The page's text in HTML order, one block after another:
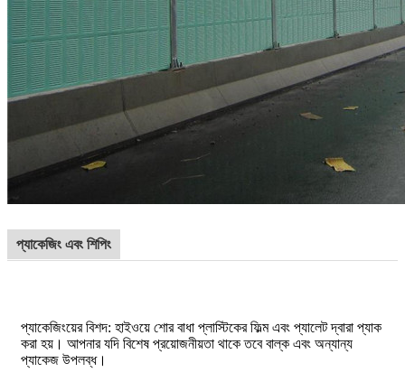
প্যাকেজিং এবং শিপিং
প্যাকেজিংয়ের বিশদ: হাইওয়ে শোর বাধা প্লাস্টিকের ফিল্ম এবং প্যালেট দ্বারা প্যাক
করা হয়। আপনার যদি বিশেষ প্রয়োজনীয়তা থাকে তবে বাল্ক এবং অন্যান্য
প্যাকেজ উপলব্ধ।